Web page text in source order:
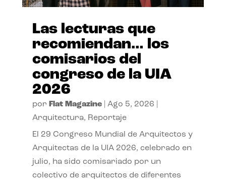
Las lecturas que
recomiendan… los
comisarios del
congreso de la UIA
2026
por Flat Magazine| Ago 5, 2026
Arquitectura, Reportaje
El 29 Congreso Mundial de Arquitectos y
Arquitectas de la UIA 2026, celebrado en
julio, ha sido comisariado por un
colectivo de arquitectos de diferentes